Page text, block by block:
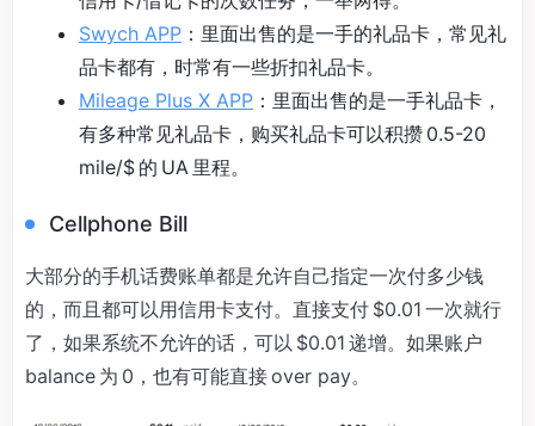
Swych APP ：里面出售的是一手的礼品卡，常见礼
品卡都有，时常有一些折扣礼品卡。
Mileage Plus X APP ：里面出售的是一手礼品卡，
有多种常见礼品卡，购买礼品卡可以积攒 0.5-20
mile/$ 的 UA 里程。
Cellphone Bill
大部分的手机话费账单都是允许自己指定一次付多少钱
的，而且都可以用信用卡支付。直接支付 $0.01 一次就行
了，如果系统不允许的话，可以 $0.01 递增。如果账户
balance 为 0，也有可能直接 over pay。